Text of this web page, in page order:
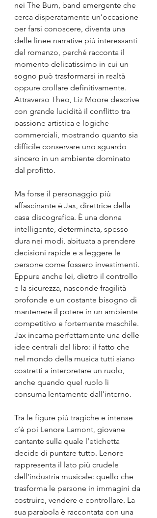
nei The Burn, band emergente che
cerca disperatamente un’occasione
per farsi conoscere, diventa una
delle linee narrative più interessanti
del romanzo, perché racconta il
momento delicatissimo in cui un
sogno può trasformarsi in realtà
oppure crollare definitivamente.
Attraverso Theo, Liz Moore descrive
con grande lucidità il conflitto tra
passione artistica e logiche
commerciali, mostrando quanto sia
difficile conservare uno sguardo
sincero in un ambiente dominato
dal profitto.
Ma forse il personaggio più
affascinante è Jax, direttrice della
casa discografica. È una donna
intelligente, determinata, spesso
dura nei modi, abituata a prendere
decisioni rapide e a leggere le
persone come fossero investimenti.
Eppure anche lei, dietro il controllo
e la sicurezza, nasconde fragilità
profonde e un costante bisogno di
mantenere il potere in un ambiente
competitivo e fortemente maschile.
Jax incarna perfettamente una delle
idee centrali del libro: il fatto che
nel mondo della musica tutti siano
costretti a interpretare un ruolo,
anche quando quel ruolo li
consuma lentamente dall’interno.
Tra le figure più tragiche e intense
c’è poi Lenore Lamont, giovane
cantante sulla quale l’etichetta
decide di puntare tutto. Lenore
rappresenta il lato più crudele
dell’industria musicale: quello che
trasforma le persone in immagini da
costruire, vendere e controllare. La
sua parabola è raccontata con una